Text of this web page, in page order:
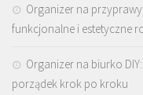
Organizer na
funkcjonalne i estetyczne
Organizer na biurko
porządek krok po kroku